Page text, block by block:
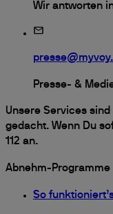
Wir antworten
Presse- &
Unsere Services
gedacht. Wenn Du
112 an.
Abnehm-Programme
So